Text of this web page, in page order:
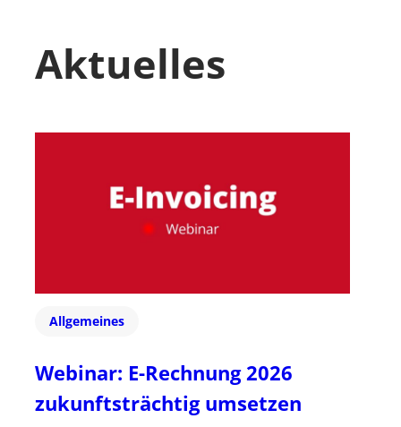
Aktuelles
Allgemeines
Webinar: E-Rechnung 2026
zukunftsträchtig umsetzen